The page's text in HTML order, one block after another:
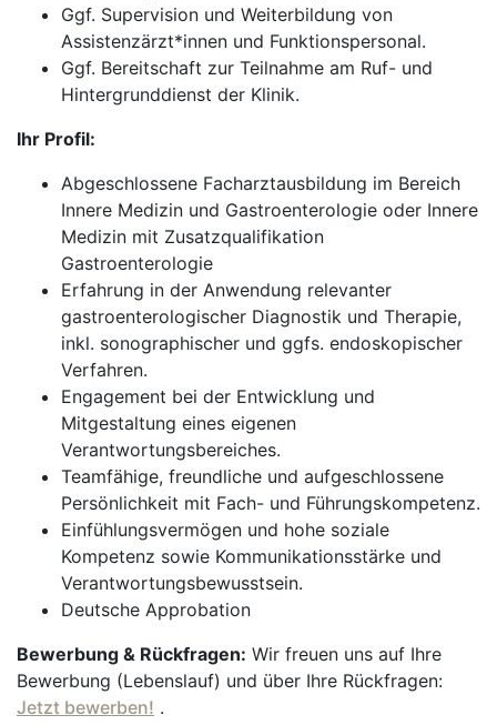
Ggf. Supervision und Weiterbildung von
Assistenzärzt*innen und Funktionspersonal.
Ggf. Bereitschaft zur Teilnahme am Ruf- und
Hintergrunddienst der Klinik.
Ihr Profil:
Abgeschlossene Facharztausbildung im Bereich
Innere Medizin und Gastroenterologie oder Innere
Medizin mit Zusatzqualifikation
Gastroenterologie
Erfahrung in der Anwendung relevanter
gastroenterologischer Diagnostik und Therapie,
inkl. sonographischer und ggfs. endoskopischer
Verfahren.
Engagement bei der Entwicklung und
Mitgestaltung eines eigenen
Verantwortungsbereiches.
Teamfähige, freundliche und aufgeschlossene
Persönlichkeit mit Fach- und Führungskompetenz.
Einfühlungsvermögen und hohe soziale
Kompetenz sowie Kommunikationsstärke und
Verantwortungsbewusstsein.
Deutsche Approbation
Bewerbung & Rückfragen: Wir freuen uns auf Ihre
Bewerbung (Lebenslauf) und über Ihre Rückfragen:
Jetzt bewerben! .